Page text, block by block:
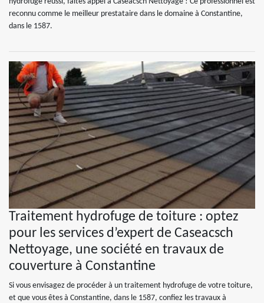
reconnu comme le meilleur prestataire dans le domaine à Constantine,
dans le 1587.
Traitement hydrofuge de toiture : optez
pour les services d’expert de Caseacsch
Nettoyage, une société en travaux de
couverture à Constantine
Si vous envisagez de procéder à un traitement hydrofuge de votre toiture,
et que vous êtes à Constantine, dans le 1587, confiez les travaux à